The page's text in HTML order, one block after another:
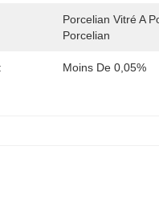
Porcelian Vitré A
Porcelian
Moins De 0,05%